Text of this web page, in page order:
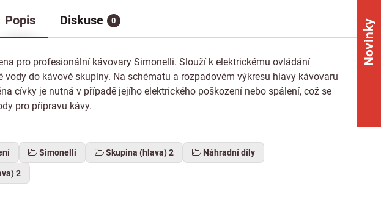
Popis Diskuse 0
pro profesionální kávovary Simonelli. Slouží k elektrickému ovládání
do kávové skupiny. Na schématu a rozpadovém výkresu hlavy kávovaru
cívky je nutná v případě jejího elektrického poškození nebo spálení, což se
pro přípravu kávy.
Simonelli Skupina (hlava) 2 Náhradní díly
2
Novinky